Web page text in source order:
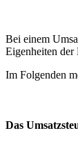
Bei einem
Eigenheiten der
Im Folgenden
Das